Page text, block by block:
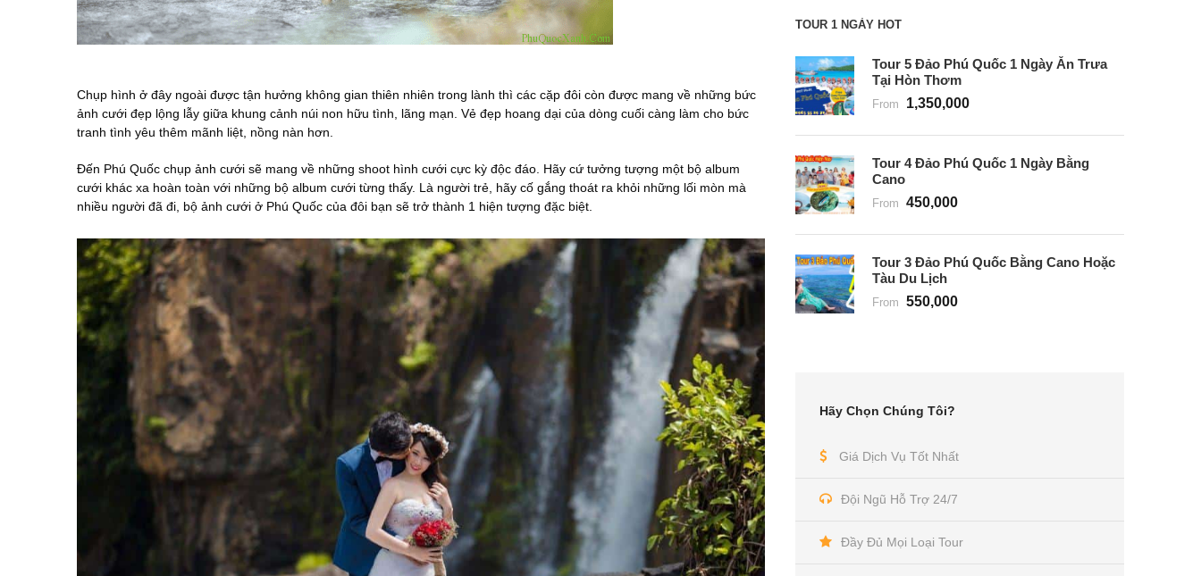
Chụp hình ở đây ngoài được tận hưởng không gian thiên nhiên trong lành thì các cặp đôi còn được mang về những bức
ảnh cưới đẹp lộng lẫy giữa khung cảnh núi non hữu tình, lãng mạn. Vẻ đẹp hoang dại của dòng cuối càng làm cho bức
tranh tình yêu thêm mãnh liệt, nồng nàn hơn.
Đến Phú Quốc chụp ảnh cưới sẽ mang về những shoot hình cưới cực kỳ độc đáo. Hãy cứ tưởng tượng một bộ album
cưới khác xa hoàn toàn với những bộ album cưới từng thấy. Là người trẻ, hãy cố gắng thoát ra khỏi những lối mòn mà
nhiều người đã đi, bộ ảnh cưới ở Phú Quốc của đôi bạn sẽ trở thành 1 hiện tượng đặc biệt.
TOUR 1 NGÀY HOT
Tour 5 Đảo Phú Quốc 1 Ngày Ăn Trưa
Tại Hòn Thơm
From 1,350,000
Tour 4 Đảo Phú Quốc 1 Ngày Bằng
Cano
From 450,000
Tour 3 Đảo Phú Quốc Bằng Cano Hoặc
Tàu Du Lịch
From 550,000
Hãy Chọn Chúng Tôi?
Giá Dịch Vụ Tốt Nhất
Đội Ngũ Hỗ Trợ 24/7
Đầy Đủ Mọi Loại Tour